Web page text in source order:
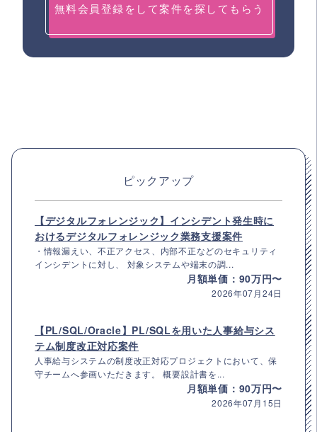
無料会員登録をして案件を探してもらう
ピックアップ
【デジタルフォレンジック】インシデント発生時に
おけるデジタルフォレンジック業務支援案件
・情報漏えい、不正アクセス、内部不正などのセキュリティ
インシデントに対し、 対象システムや端末の調...
月額単価：90万円〜
2026年07月24日
【PL/SQL/Oracle】PL/SQLを用いた人事給与シス
テム制度改正対応案件
人事給与システムの制度改正対応プロジェクトにおいて、保
守チームへ参画いただきます。 概要設計書を...
月額単価：90万円〜
2026年07月15日